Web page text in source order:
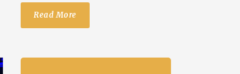
Read More